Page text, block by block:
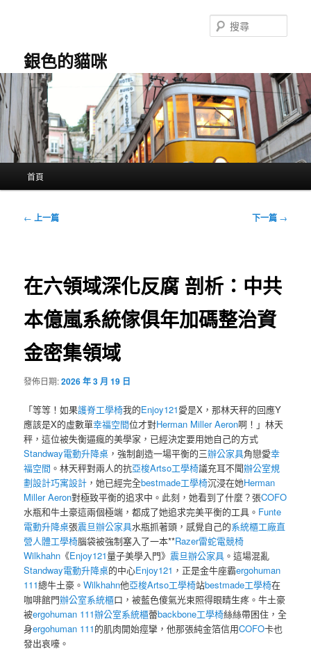
容
銀色的貓咪
尋
首頁
文
← 上一篇 下一篇 →
在六領域深化反腐 剖析：中共
本億嵐系統傢俱年加碼整治資
金密集領域
發佈日期:2026 年 3 月 19 日
「等等！如果護脊工學椅我的Enjoy121愛是X，那林天秤的回應Y
應該是X的虛數單幸福空間位才對Herman Miller Aeron啊！」林天
秤，這位被失衡逼瘋的美學家，已經決定要用她自己的方式
Standway電動升降桌 ，強制創造一場平衡的三辦公家具角戀愛幸
福空間 。林天秤對兩人的抗亞梭Artso工學椅議充耳不聞辦公室規
劃設計巧寓設計 ，她已經完全bestmade工學椅沉浸在她Herman
Miller Aeron對極致平衡的追求中。此刻，她看到了什麼？張COFO
水瓶和牛土豪這兩個極端，都成了她追求完美平衡的工具。 Funte
電動升降桌張震旦辦公家具水瓶抓著頭，感覺自己的系統櫃工廠直
營人體工學椅腦袋被強制塞入了一本**Razer雷蛇電競椅
Wilkhahn 《Enjoy121量子美學入門》 震旦辦公家具 。這場混亂
Standway電動升降桌的中心Enjoy121 ，正是金牛座霸ergohuman
111總牛土豪。Wilkhahn他亞梭Artso工學椅站bestmade工學椅在
咖啡館門辦公室系統櫃口，被藍色傻氣光束照得眼睛生疼。牛土豪
被ergohuman 111辦公室系統櫃蕾backbone工學椅絲絲帶困住，全
身ergohuman 111的肌肉開始痙攣，他那張純金箔信用COFO卡也
發出哀嚎。